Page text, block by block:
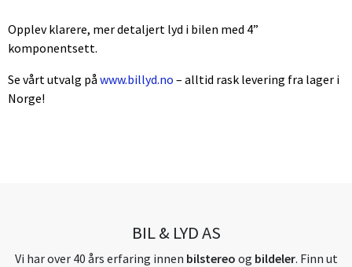
Opplev klarere, mer detaljert lyd i bilen med 4”
komponentsett.
Se vårt utvalg på www.billyd.no – alltid rask levering fra lager i
Norge!
BIL & LYD AS
Vi har over 40 års erfaring innen bilstereo og bildeler. Finn ut